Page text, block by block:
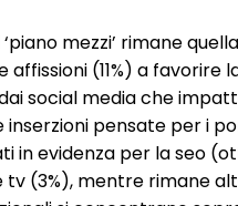
mezzi’ rimane
affissioni (11%) a
social media che
inserzioni pensate per i
in evidenza per la seo
tv (3%), mentre rimane